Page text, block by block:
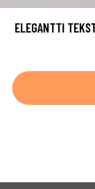
ELEGANTTI